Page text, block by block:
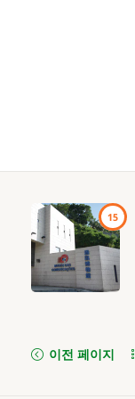
15
이전 페이지